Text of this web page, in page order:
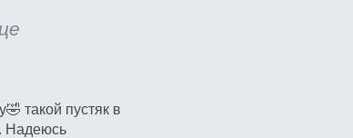
такой пустяк в
Надеюсь